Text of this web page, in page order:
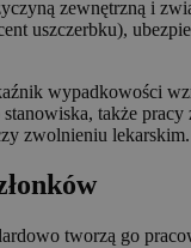
zewnętrzną i
uszczerbku),
wypadkowości
także
zwolnieniu lekarskim.
tworzą go